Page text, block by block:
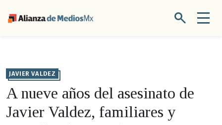
JAVIER VALDEZ
A nueve años del asesinato de
Javier Valdez, familiares y